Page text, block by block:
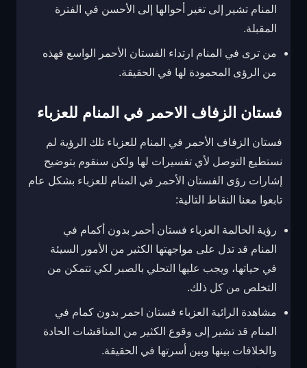
المنام تشير إلى تغير أحوالها إلى الأحسن في الفترة
المقبلة.
من ترى في المنام ارتداء الفستان الأحمر الواسع فهذه
من الرؤى المحمودة لها في الحقيقة.
فستان الزفاف الاحمر في المنام للعزباء
فستان الزفاف الأحمر في المنام للعزباء تلك الرؤية لم
نستطيع التوصل لأي تفسيرات لها ولكن سنقوم بتوضيح
إشارات رؤى الفستان الأحمر في المنام للعزباء بشكل عام
تابعوا معنا النقاط التالية:
رؤية الحالمة العزباء فستان أحمر بدون أكمام في
المنام قد تدل على مواجهتها الكثير من الأمور السيئة
في حياتها، ويجب عليها التحلي بالصبر لكي تتمكن من
التخلص من كل ذلك.
مشاهدة الرائية العزباء فستان احمر بدون كمام في
المنام قد تشير إلى وقوع الكثير من المناقشات الحادة
والخلافات بينها وبين أسرتها في الحقيقة.